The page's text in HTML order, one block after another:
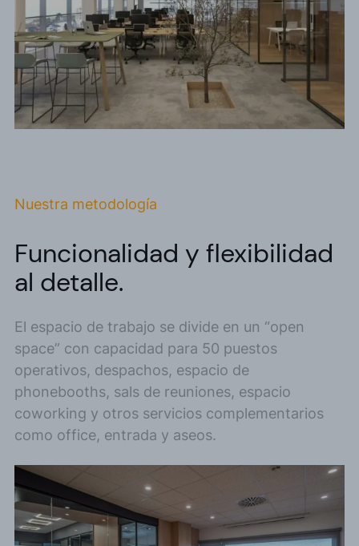
Nuestra metodología
Funcionalidad y flexibilidad
al detalle.
El espacio de trabajo se divide en un “open
space” con capacidad para 50 puestos
operativos, despachos, espacio de
phonebooths, sals de reuniones, espacio
coworking y otros servicios complementarios
como office, entrada y aseos.